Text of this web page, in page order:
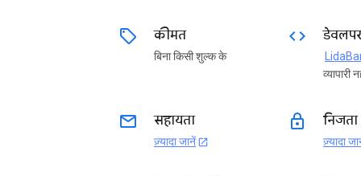
sell कीमत
बिना किसी शुल्क के
code डेवलपर
व्यापारी
email सहायता
ज़्यादा जानें open_in_new
lock निजता
ज़्यादा